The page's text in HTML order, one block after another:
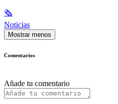
🗞
Noticias
Mostrar menos
Comentarios
Añade tu comentario